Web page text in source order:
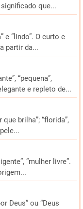
que...
e “lindo”. O curto e
partir da...
“pequena”,
e repleto de...
que brilha”; “florida”,
“mulher livre”.
Deus” ou “Deus